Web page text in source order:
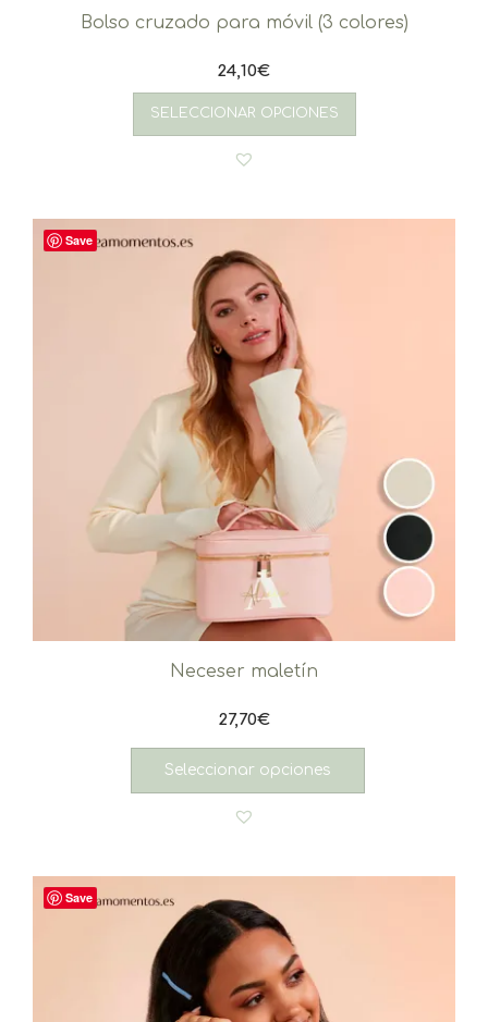
Bolso cruzado para móvil (3 colores)
24,10€
SELECCIONAR OPCIONES
Save
Neceser maletín
27,70€
Seleccionar opciones
Save